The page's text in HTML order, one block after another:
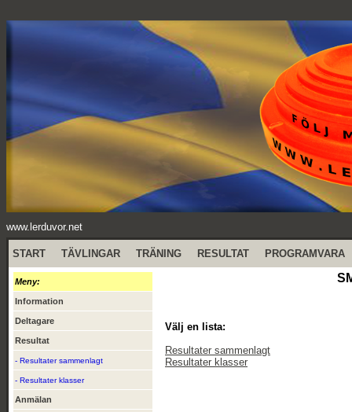
www.lerduvor.net
START TÄVLINGAR TRÄNING RESULTAT PROGRAMVARA
Meny:
Information
Deltagare
Resultat
- Resultater sammenlagt
- Resultater klasser
Anmälan
Välj en lista:
Resultater sammenlagt
Resultater klasser